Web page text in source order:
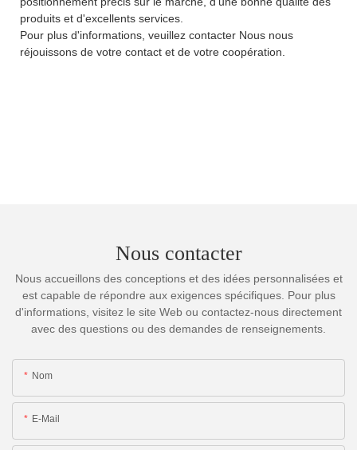
produits et d'excellents services.
Pour plus d'informations, veuillez contacter Nous nous
réjouissons de votre contact et de votre coopération.
Nous contacter
Nous accueillons des conceptions et des idées personnalisées et
est capable de répondre aux exigences spécifiques. Pour plus
d'informations, visitez le site Web ou contactez-nous directement
avec des questions ou des demandes de renseignements.
Nom
E-Mail